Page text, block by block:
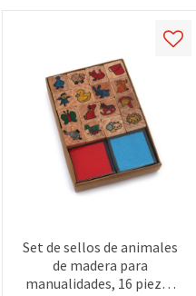
Set de sellos de animales
de madera para
manualidades, 16 piezas